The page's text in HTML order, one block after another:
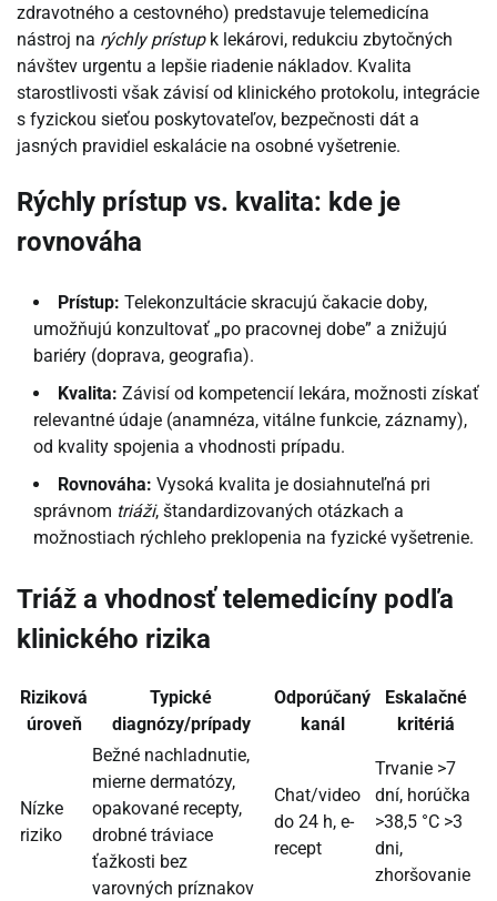
zdravotného a cestovného) predstavuje telemedicína
nástroj na rýchly prístupk lekárovi, redukciu zbytočných
návštev urgentu a lepšie riadenie nákladov. Kvalita
starostlivosti však závisí od klinického protokolu, integrácie
s fyzickou sieťou poskytovateľov, bezpečnosti dát a
jasných pravidiel eskalácie na osobné vyšetrenie.
Rýchly prístup vs. kvalita: kde je
rovnováha
Prístup: Telekonzultácie skracujú čakacie doby,
umožňujú konzultovať „po pracovnej dobe” a znižujú
bariéry (doprava, geografia).
Kvalita: Závisí od kompetencií lekára, možnosti získať
relevantné údaje (anamnéza, vitálne funkcie, záznamy),
od kvality spojenia a vhodnosti prípadu.
Rovnováha: Vysoká kvalita je dosiahnuteľná pri
správnom triáži, štandardizovaných otázkach a
možnostiach rýchleho preklopenia na fyzické vyšetrenie.
Triáž a vhodnosť telemedicíny podľa
klinického rizika
Riziková
úroveň
Typické
diagnózy/prípady
Odporúčaný
kanál
Eskalačné
kritériá
Nízke
riziko
Bežné nachladnutie,
mierne dermatózy,
opakované recepty,
drobné tráviace
ťažkosti bez
varovných príznakov
Chat/video
do 24 h, e-
recept
Trvanie >7
dní, horúčka
>38,5 °C >3
dni,
zhoršovanie